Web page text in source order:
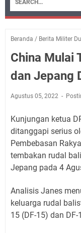
Beranda / Berita Militer
China Mulai
dan Jepang
Agustus 05, 2022
Kunjungan ketua
ditanggapi serius
Pembebasan
tembakan rudal
Jepang pada 4
Analisis Janes
keluarga rudal
15 (DF-15) dan DF-